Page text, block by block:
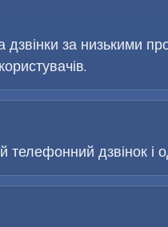
за низькими
дзвінок і